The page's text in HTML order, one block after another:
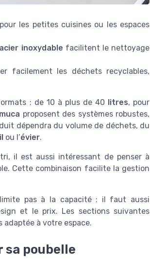
les petites cuisines ou les espaces
acier inoxydable facilitent le nettoyage
facilement les déchets recyclables,
: de 10 à plus de 40 litres, pour
proposent des systèmes robustes,
dépendra du volume de déchets, du
ou l’évier.
il est aussi intéressant de penser à
Cette combinaison facilite la gestion
limite pas à la capacité : il faut aussi
et le prix. Les sections suivantes
à votre espace.
sa poubelle